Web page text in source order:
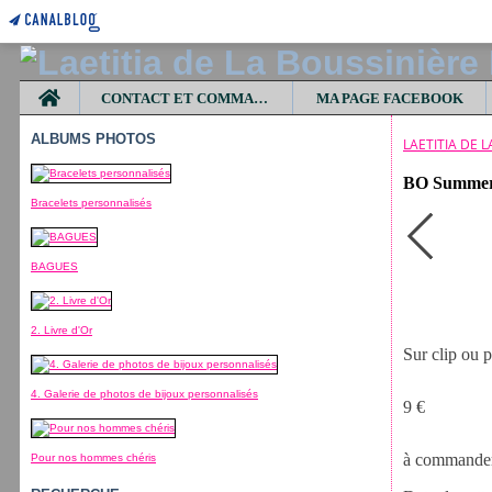
Home
CONTACT ET COMMANDES MA PAGE FACEBOOK
ALBUMS PHOTOS
Bracelets personnalisés
BAGUES
2. Livre d'Or
4. Galerie de photos de bijoux personnalisés
Pour nos hommes chéris
LAETITIA DE
BO
Sur clip ou
9 €
à